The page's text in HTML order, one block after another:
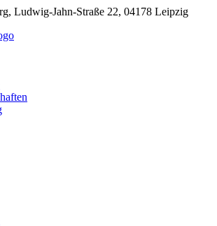
Ludwig-Jahn-Straße 22, 04178 Leipzig